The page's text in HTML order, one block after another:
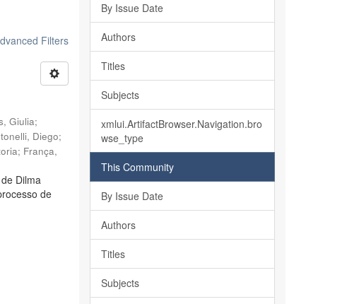
Filters
Giulia;
Diego;
; França,
Dilma
de
By Issue Date
Authors
Titles
Subjects
xmlui.ArtifactBrowser.Navigation.bro
wse_type
This Community
By Issue Date
Authors
Titles
Subjects